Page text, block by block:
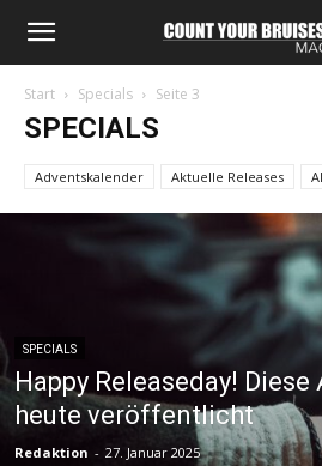
Start Specials Seite 3
SPECIALS
Adventskalender Aktuelle Releases
SPECIALS
Happy Releaseday!
heute veröffentlicht
Redaktion - 27. Januar 2025